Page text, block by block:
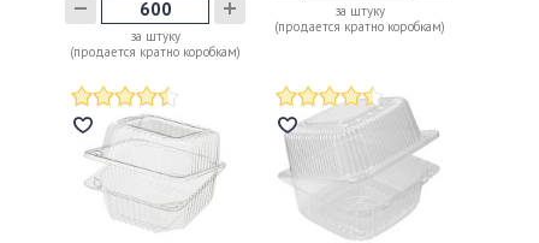
за штуку
(продается кратно коробкам)
за штуку
(продается кратно коробкам)